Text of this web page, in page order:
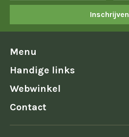
Inschrijven
Menu
Handige links
Webwinkel
Contact